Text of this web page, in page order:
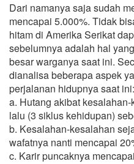
Dari namanya saja sudah
mencapai 5.000%. Tidak
hitam di Amerika Serikat
sebelumnya adalah hal
besar warganya saat ini.
dianalisa beberapa aspek
perjalanan hidupnya saat ini:
a. Hutang akibat
lalu (3 siklus kehidupan)
b. Kesalahan-kesalahan
wafatnya nanti mencapai
c. Karir puncaknya